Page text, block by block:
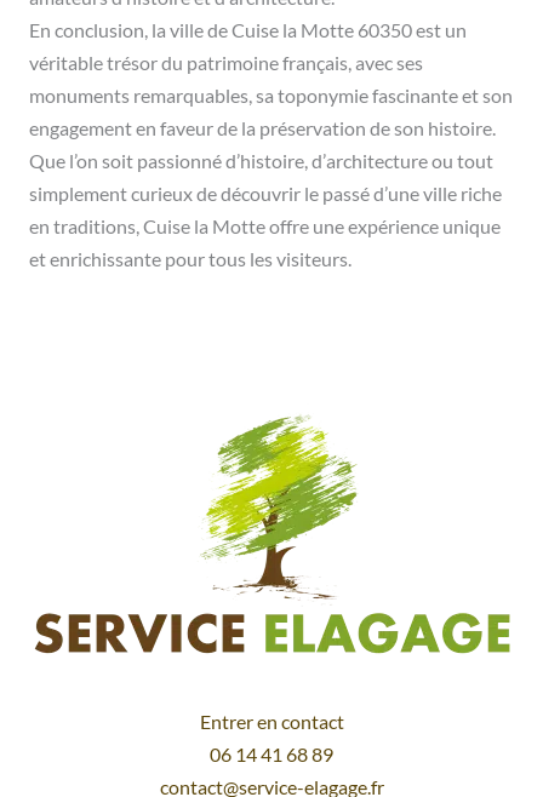
En conclusion, la ville de Cuise la Motte 60350 est un
véritable trésor du patrimoine français, avec ses
monuments remarquables, sa toponymie fascinante et son
engagement en faveur de la préservation de son histoire.
Que l’on soit passionné d’histoire, d’architecture ou tout
simplement curieux de découvrir le passé d’une ville riche
en traditions, Cuise la Motte offre une expérience unique
et enrichissante pour tous les visiteurs.
Entrer en contact
06 14 41 68 89
contact@service-elagage.fr